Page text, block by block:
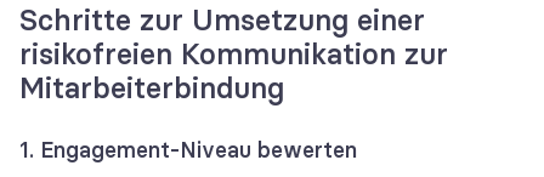
Schritte zur Umsetzung einer
risikofreien Kommunikation zur
Mitarbeiterbindung
1. Engagement-Niveau bewerten